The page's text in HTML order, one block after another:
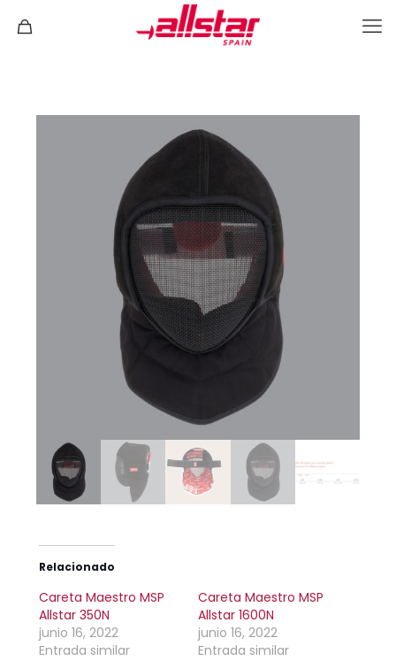
Relacionado
Careta Maestro MSP
Allstar 350N
junio 16, 2022
Entrada similar
Careta Maestro MSP
Allstar 1600N
junio 16, 2022
Entrada similar